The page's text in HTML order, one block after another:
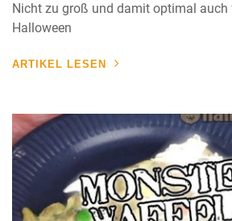
Nicht zu groß und damit optimal auch
Halloween
ARTIKEL LESEN